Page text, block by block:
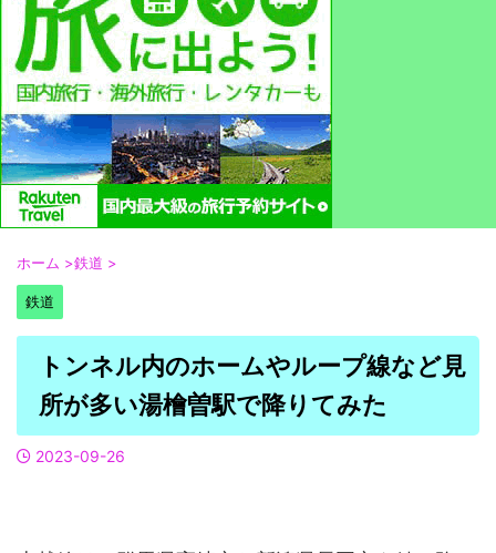
ホーム >鉄道 >
鉄道
トンネル内のホームやループ線など見
所が多い湯檜曽駅で降りてみた
2023-09-26